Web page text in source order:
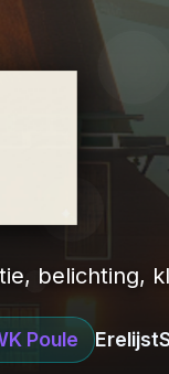
belichting,
Poule Erelijst